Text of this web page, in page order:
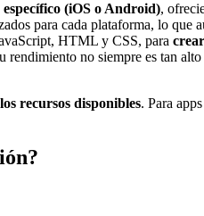
(iOS o Android),
para cada plataforma, lo que
HTML y CSS, para
no siempre es tan
recursos disponibles. Para